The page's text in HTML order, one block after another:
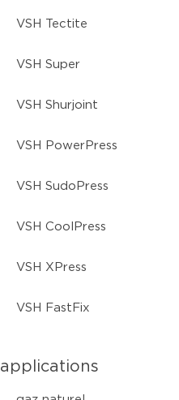
VSH Tectite
VSH Super
VSH Shurjoint
VSH PowerPress
VSH SudoPress
VSH CoolPress
VSH XPress
VSH FastFix
applications